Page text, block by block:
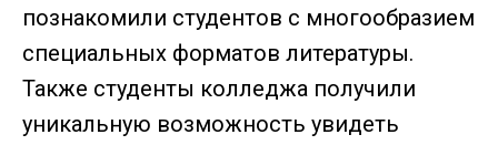
познакомили студентов с многообразием
специальных форматов литературы.
Также студенты колледжа получили
уникальную возможность увидеть